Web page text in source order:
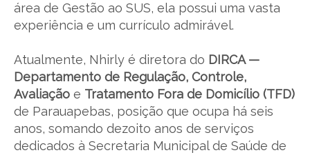
área de Gestão ao SUS, ela possui uma vasta
experiência e um currículo admirável.
Atualmente, Nhirly é diretora do DIRCA —
Departamento de Regulação, Controle,
Avaliação e Tratamento Fora de Domicílio (TFD)
de Parauapebas, posição que ocupa há seis
anos, somando dezoito anos de serviços
dedicados à Secretaria Municipal de Saúde de